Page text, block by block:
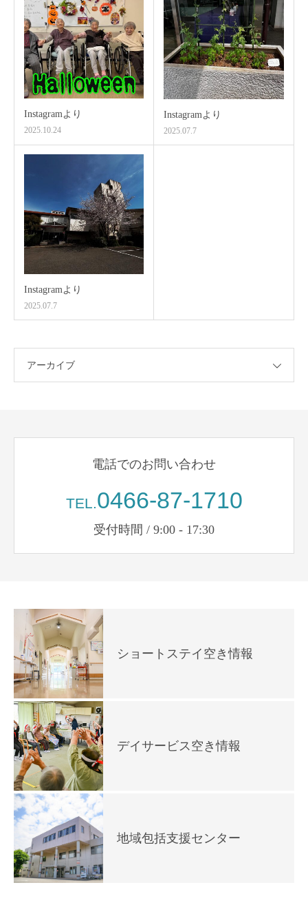
Instagramより
2025.10.24
Instagramより
2025.07.7
Instagramより
2025.07.7
アーカイブ
電話でのお問い合わせ
TEL.0466-87-1710
受付時間 / 9:00 - 17:30
ショートステイ空き情報
デイサービス空き情報
地域包括支援センター